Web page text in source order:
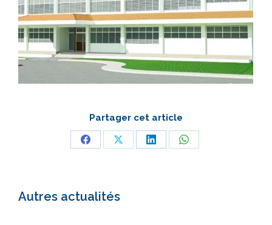
Partager cet article
PartagerPartagerPartagerPartager
Autres actualités